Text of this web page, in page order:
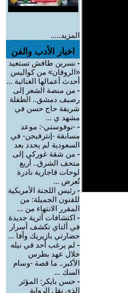
المزيد.....
اخبار الأدب والفن
- نسرين طافش تستعيد
«الروقان» من كواليس
أحدث أعمالها الغنائية ...
- من منصة الشعر إلى
رصيف دمشق.. الطفلة
شريفة حاج حسن في
مشهد ي ...
- -نوفوستي-: موعد
مسابقة -إنترفيجن- في
السعودية لم يحدد بعد
- من شقة غوركي إلى
متحف الشرق.. أربع
لوحات قاجارية نادرة
تُعرض ...
- رئيس اللجنة الأمريكية
للفنون الجميلة: من
المقرر الانتهاء من ...
- اكتشافات أثرية جديدة
في ألتاي تكشف أسرار
حضارتي بازيريك وأفا ...
- لم يرغب أحد في نيله
خلال عهد بطرس
الأكبر.. ما قصة -وسام
السك ...
- حسن بايكر: المؤثر
الذي نقل الرواية